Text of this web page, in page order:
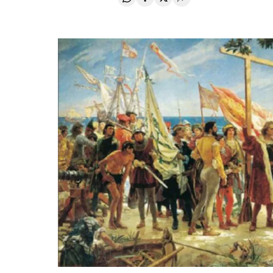
Compartir en Whatsapp
Compartir en Facebook
Compartir en Twitter
Desplegar Redes